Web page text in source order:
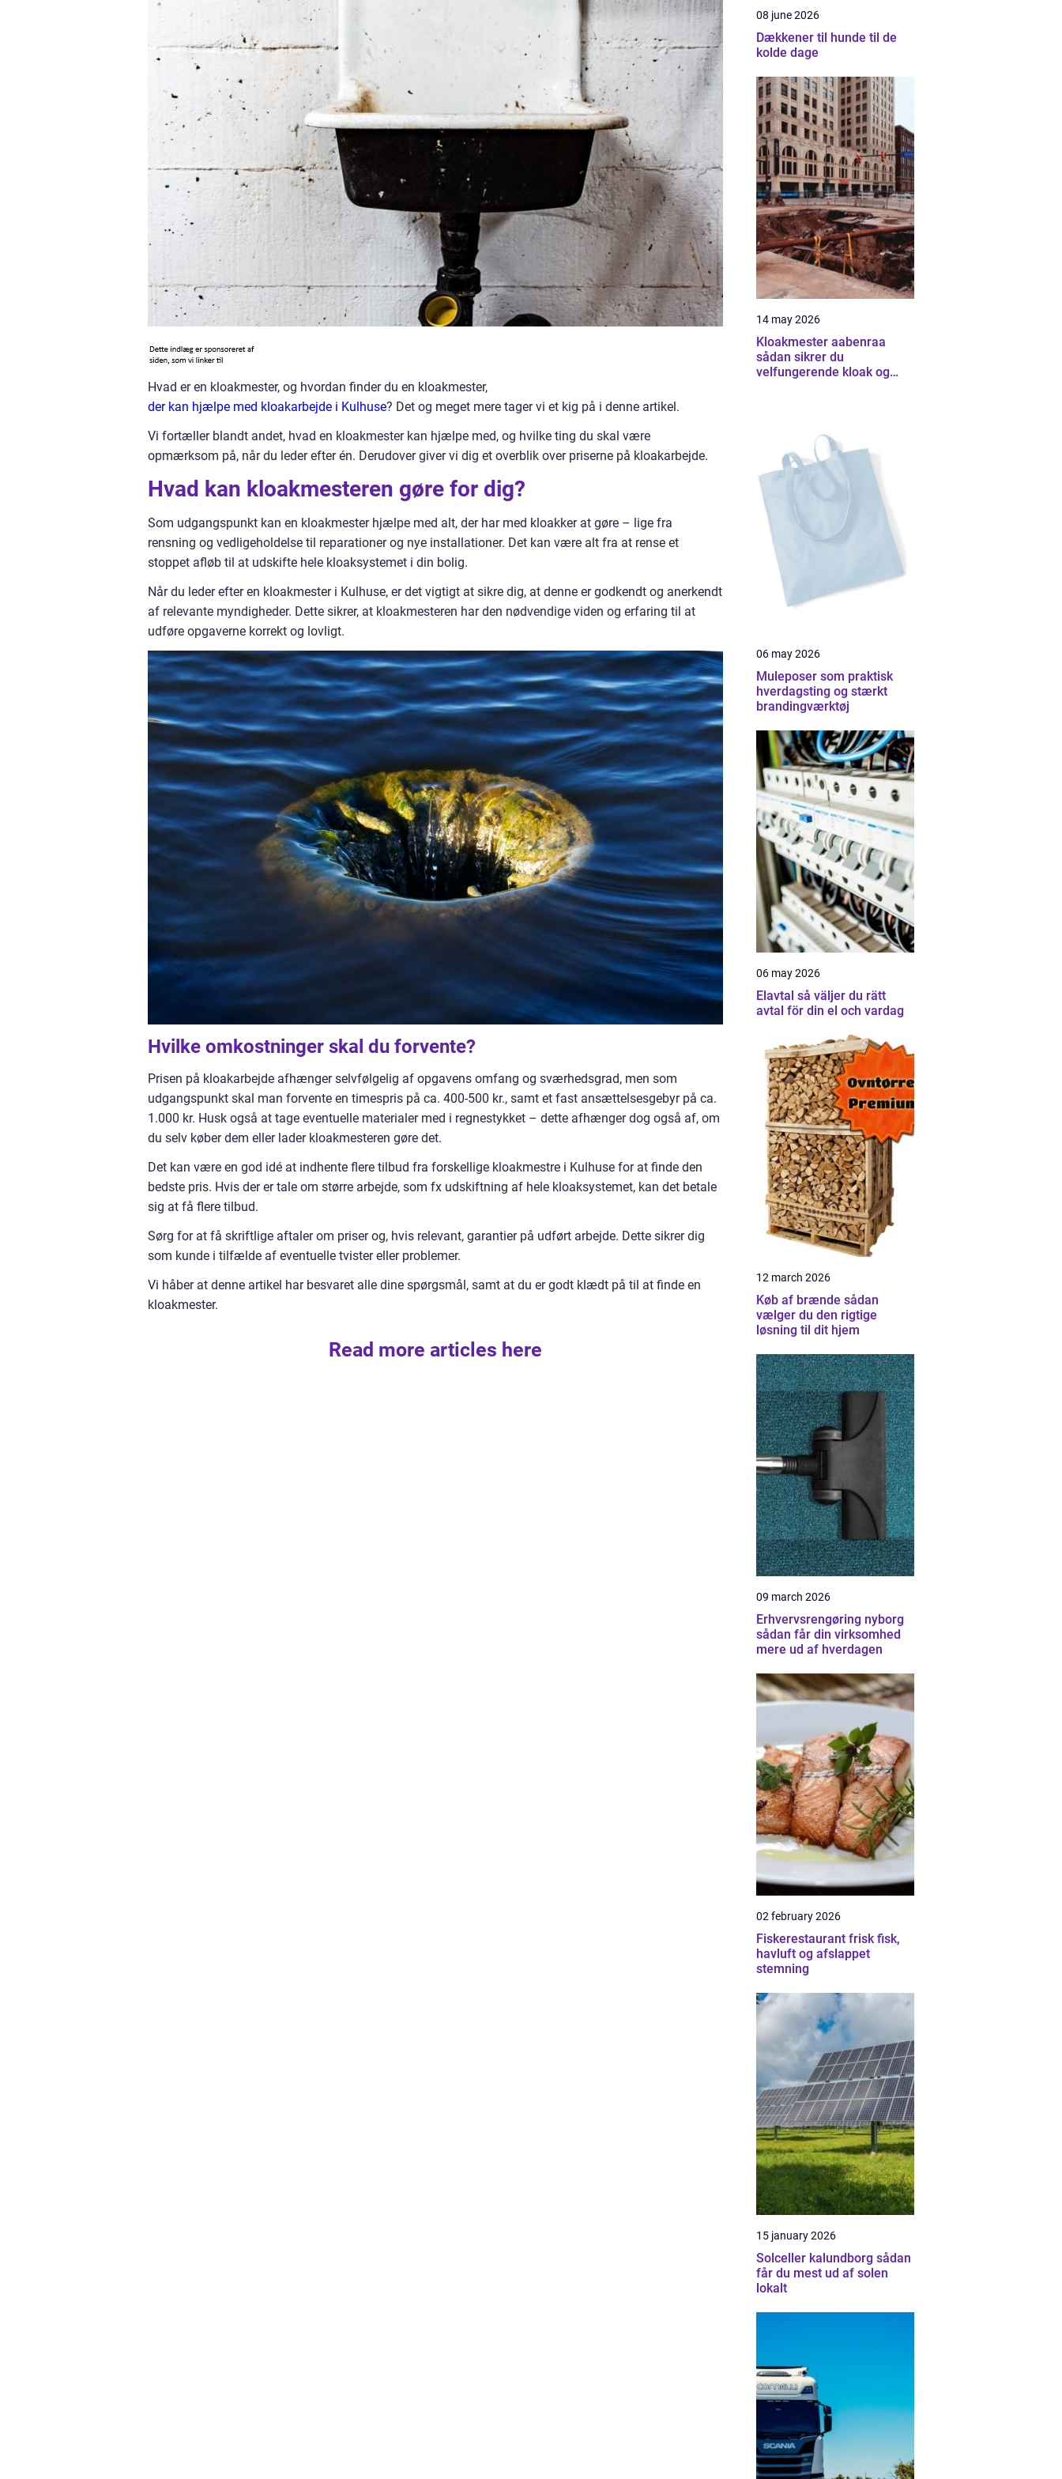
Hvad er en kloakmester, og hvordan finder du en kloakmester,
der kan hjælpe med kloakarbejde i Kulhuse? Det og meget mere tager vi et kig på i denne artikel.
Vi fortæller blandt andet, hvad en kloakmester kan hjælpe med, og hvilke ting du skal være
opmærksom på, når du leder efter én. Derudover giver vi dig et overblik over priserne på kloakarbejde.
Hvad kan kloakmesteren gøre for dig?
Som udgangspunkt kan en kloakmester hjælpe med alt, der har med kloakker at gøre – lige fra
rensning og vedligeholdelse til reparationer og nye installationer. Det kan være alt fra at rense et
stoppet afløb til at udskifte hele kloaksystemet i din bolig.
Når du leder efter en kloakmester i Kulhuse, er det vigtigt at sikre dig, at denne er godkendt og anerkendt
af relevante myndigheder. Dette sikrer, at kloakmesteren har den nødvendige viden og erfaring til at
udføre opgaverne korrekt og lovligt.
Hvilke omkostninger skal du forvente?
Prisen på kloakarbejde afhænger selvfølgelig af opgavens omfang og sværhedsgrad, men som
udgangspunkt skal man forvente en timespris på ca. 400-500 kr., samt et fast ansættelsesgebyr på ca.
1.000 kr. Husk også at tage eventuelle materialer med i regnestykket – dette afhænger dog også af, om
du selv køber dem eller lader kloakmesteren gøre det.
Det kan være en god idé at indhente flere tilbud fra forskellige kloakmestre i Kulhuse for at finde den
bedste pris. Hvis der er tale om større arbejde, som fx udskiftning af hele kloaksystemet, kan det betale
sig at få flere tilbud.
Sørg for at få skriftlige aftaler om priser og, hvis relevant, garantier på udført arbejde. Dette sikrer dig
som kunde i tilfælde af eventuelle tvister eller problemer.
Vi håber at denne artikel har besvaret alle dine spørgsmål, samt at du er godt klædt på til at finde en
kloakmester.
Read more articles here
08 june 2026
Dækkener til hunde til de
kolde dage
14 may 2026
Kloakmester aabenraa
sådan sikrer du
velfungerende kloak og
06 may 2026
Muleposer som praktisk
hverdagsting og stærkt
brandingværktøj
06 may 2026
Elavtal så väljer du rätt
avtal för din el och vardag
12 march 2026
Køb af brænde sådan
vælger du den rigtige
løsning til dit hjem
09 march 2026
Erhvervsrengøring nyborg
sådan får din virksomhed
mere ud af hverdagen
02 february 2026
Fiskerestaurant frisk fisk,
havluft og afslappet
stemning
15 january 2026
Solceller kalundborg sådan
får du mest ud af solen
lokalt